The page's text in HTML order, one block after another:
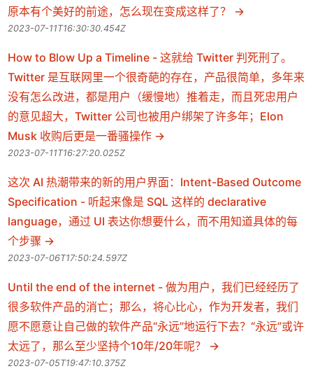
原本有个美好的前途，怎么现在变成这样了？
2023-07-11T16:30:30.454Z
How to Blow Up a Timeline - 这就给 Twitter 判死刑了。
Twitter 是互联网里一个很奇葩的存在，产品很简单，多年来
没有怎么改进，都是用户（缓慢地）推着走，而且死忠用户
的意见超大，Twitter 公司也被用户绑架了许多年；Elon
Musk 收购后更是一番骚操作
2023-07-11T16:27:20.025Z
这次 AI 热潮带来的新的用户界面：Intent-Based Outcome
Specification - 听起来像是 SQL 这样的 declarative
language，通过 UI 表达你想要什么，而不用知道具体的每
个步骤
2023-07-06T17:50:24.597Z
Until the end of the internet - 做为用户，我们已经经历了
很多软件产品的消亡；那么，将心比心，作为开发者，我们
愿不愿意让自己做的软件产品“永远”地运行下去？“永远”或许
太远了，那么至少坚持个10年/20年呢？
2023-07-05T19:47:10.375Z